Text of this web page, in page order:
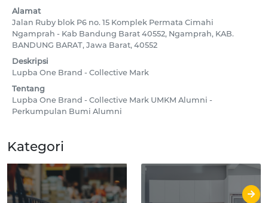
Alamat
Jalan Ruby blok P6 no. 15 Komplek Permata Cimahi
Ngamprah - Kab Bandung Barat 40552, Ngamprah, KAB.
BANDUNG BARAT, Jawa Barat, 40552
Deskripsi
Lupba One Brand - Collective Mark
Tentang
Lupba One Brand - Collective Mark UMKM Alumni -
Perkumpulan Bumi Alumni
Kategori